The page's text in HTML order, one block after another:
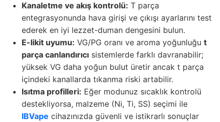
Kanaletme ve akış kontrolü: T parça
entegrasyonunda hava girişi ve çıkışı ayarlarını test
ederek en iyi lezzet-duman dengesini bulun.
E-likit uyumu: VG/PG oranı ve aroma yoğunluğu t
parça canlandırıcı sistemlerde farklı davranabilir;
yüksek VG daha yoğun bulut üretir ancak t parça
içindeki kanallarda tıkanma riski artabilir.
Isıtma profilleri: Eğer modunuz sıcaklık kontrolü
destekliyorsa, malzeme (Ni, Ti, SS) seçimi ile
IBVape cihazınızda güvenli ve istikrarlı sonuçlar